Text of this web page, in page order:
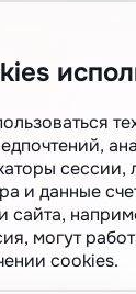
сессии,
и данные
сайта,
могут
cookies.